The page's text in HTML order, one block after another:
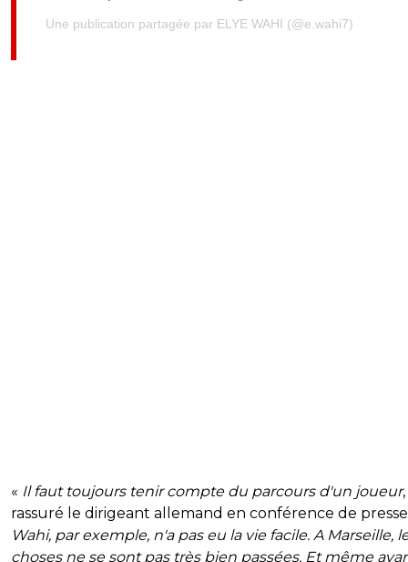
Une publication partagée par ELYE WAHI (@e.wahi7)
« Il faut toujours tenir compte du parcours d'un joueur
rassuré le dirigeant allemand en conférence de
Wahi, par exemple, n'a pas eu la vie facile. A Marseille,
choses ne se sont pas très bien passées. Et même